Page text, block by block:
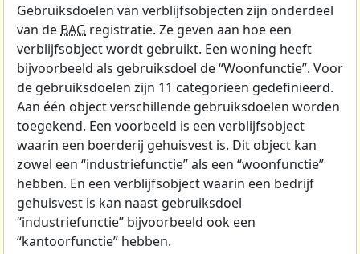
Gebruiksdoelen van verblijfsobjecten zijn onderdeel
van de BAG registratie. Ze geven aan hoe een
verblijfsobject wordt gebruikt. Een woning heeft
bijvoorbeeld als gebruiksdoel de “Woonfunctie”. Voor
de gebruiksdoelen zijn 11 categorieën gedefinieerd.
Aan één object verschillende gebruiksdoelen worden
toegekend. Een voorbeeld is een verblijfsobject
waarin een boerderij gehuisvest is. Dit object kan
zowel een “industriefunctie” als een “woonfunctie”
hebben. En een verblijfsobject waarin een bedrijf
gehuisvest is kan naast gebruiksdoel
“industriefunctie” bijvoorbeeld ook een
“kantoorfunctie” hebben.